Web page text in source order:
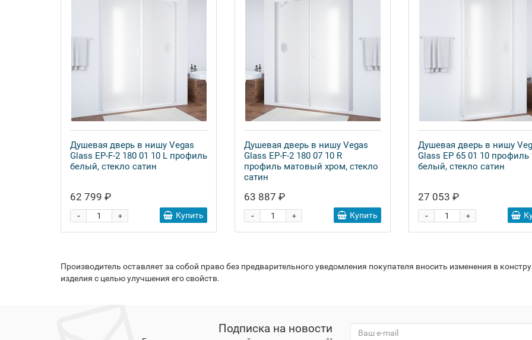
Душевая дверь в нишу Vegas
Glass EP-F-2 180 01 10 L профиль
белый, стекло сатин
62 799 ₽
+
- Купить
Душевая дверь в нишу Vegas
Glass EP-F-2 180 07 10 R
профиль матовый хром, стекло
сатин
63 887 ₽
+
- Купить
Душевая дверь в нишу
Glass EP 65 01 10 профиль
белый, стекло сатин
27 053 ₽
+
-
Производитель оставляет за собой право без предварительного уведомления покупателя вносить изменения в
изделия с целью улучшения его свойств.
Подписка на новости